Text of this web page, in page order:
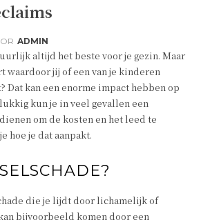
ADMIN
altijd het beste voor je gezin. Maar
waardoor jij of een van je kinderen
Dat kan een enorme impact hebben op
kun je in veel gevallen een
om de kosten en het leed te
hoe je dat aanpakt.
die je lijdt door lichamelijk of
bijvoorbeeld komen door een